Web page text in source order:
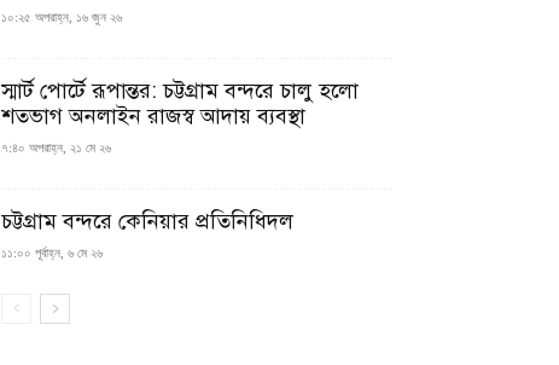
১০:২৫ অপরাহ্ন, ১৬ জুন ২৬
স্মার্ট পোর্টে রূপান্তর: চট্টগ্রাম বন্দরে চালু হলো
শতভাগ অনলাইন রাজস্ব আদায় ব্যবস্থা
৭:৪০ অপরাহ্ন, ২১ মে ২৬
চট্টগ্রাম বন্দরে কেনিয়ার প্রতিনিধিদল
১১:০০ পূর্বাহ্ন, ৬ মে ২৬